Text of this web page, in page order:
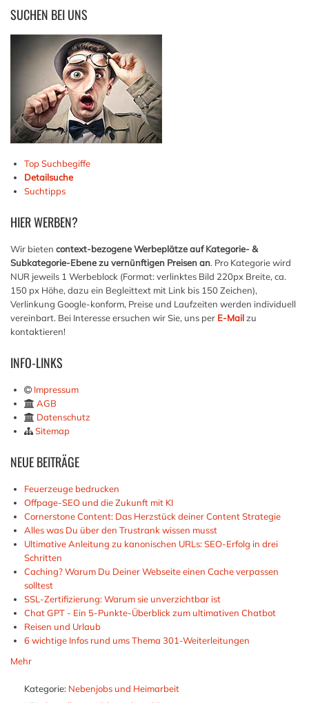
SUCHEN BEI UNS
Top Suchbegiffe
Detailsuche
Suchtipps
HIERWERBEN?
Wir bieten context-bezogene Werbeplätze auf Kategorie- &
Subkategorie-Ebene zu vernünftigen Preisen an. Pro Kategorie wird
NUR jeweils 1 Werbeblock (Format: verlinktes Bild 220px Breite, ca.
150 px Höhe, dazu ein Begleittext mit Link bis 150 Zeichen),
Verlinkung Google-konform, Preise und Laufzeiten werden individuell
vereinbart. Bei Interesse ersuchen wir Sie, uns per E-Mailzu
kontaktieren!
INFO-LINKS
Impressum
AGB
Datenschutz
Sitemap
NEUEBEITRÄGE
Feuerzeuge bedrucken
Offpage-SEO und die Zukunft mit KI
Cornerstone Content: Das Herzstück deiner Content Strategie
Alles was Du über den Trustrank wissen musst
Ultimative Anleitung zu kanonischen URLs: SEO-Erfolg in drei
Schritten
Caching? Warum Du Deiner Webseite einen Cache verpassen
solltest
SSL-Zertifizierung: Warum sie unverzichtbar ist
Chat GPT - Ein 5-Punkte-Überblick zum ultimativen Chatbot
Reisen und Urlaub
6 wichtige Infos rund ums Thema 301-Weiterleitungen
Mehr
Kategorie: Nebenjobs und Heimarbeit